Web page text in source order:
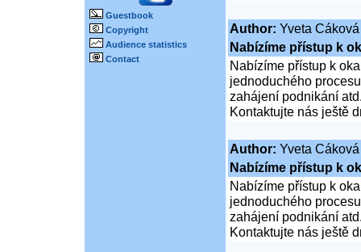
Guestbook
Copyright
Audience statistics
Contact
Author: Yveta Cáková
Nabízíme přístup k
Nabízíme přístup k
jednoduchého
zahájení podnikání
Kontaktujte nás ještě
Author: Yveta Cáková
Nabízíme přístup k
Nabízíme přístup k
jednoduchého
zahájení podnikání
Kontaktujte nás ještě